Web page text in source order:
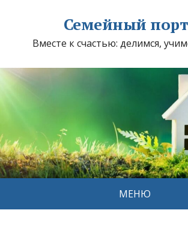
Семейный
Вместе к счастью: делимся,
МЕНЮ